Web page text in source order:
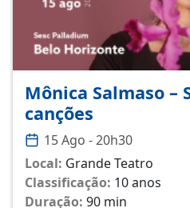
Mônica Salmaso –
canções
15 Ago - 20h30
Local: Grande Teatro
Classificação: 10 anos
Duração: 90 min